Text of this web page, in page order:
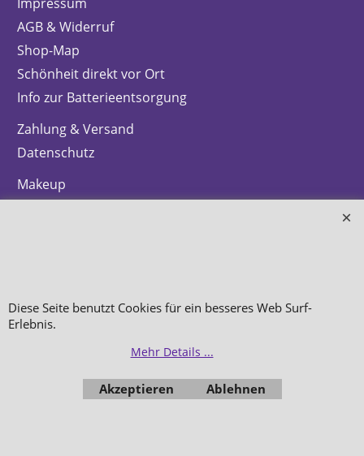
AGB & Widerruf
Shop-Map
Schönheit direkt vor Ort
Info zur Batterieentsorgung
Zahlung & Versand
Datenschutz
Makeup
WebShop erstellt mit
Diese Seite benutzt Cookies für ein besseres Web Surf-
Erlebnis.
Mehr Details ...
Akzeptieren Ablehnen